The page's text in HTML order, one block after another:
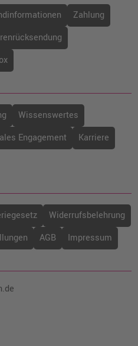
Zahlung
Wissenswertes
Engagement
Karriere
Widerrufsbelehrung
AGB Impressum